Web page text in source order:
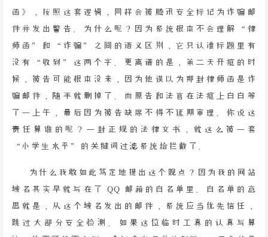
函》，按照这套逻辑，同样会被腾讯安全标记为诈骗邮
件并发出警告。为什么呢？因为系统根本不会理解“律
师函”和“诈骗”之间的语义区别，它只认准标题里有
没有“收到”这两个字。更离谱的是，第二天开庭的时
候，被告可能根本没来，因为他误以为那封律师函是诈
骗邮件，随手就删掉了。而原告和法官在法庭上白白等
了一上午，最后因为被告缺席不得不延期审理。你说这
责任算谁的呢？一封正规的法律文书，就这么被一套
“小学生水平”的关键词过滤系统给拦截了。
为什么我敢如此笃定地提出这个观点？因为我的网站
域名其实早就写在了 QQ 邮箱的白名单里。白名单的意
思就是，从这个域名发出的邮件，系统应当优先信任，
跳过大部分安全检测。如果这位临时工真的认真写算